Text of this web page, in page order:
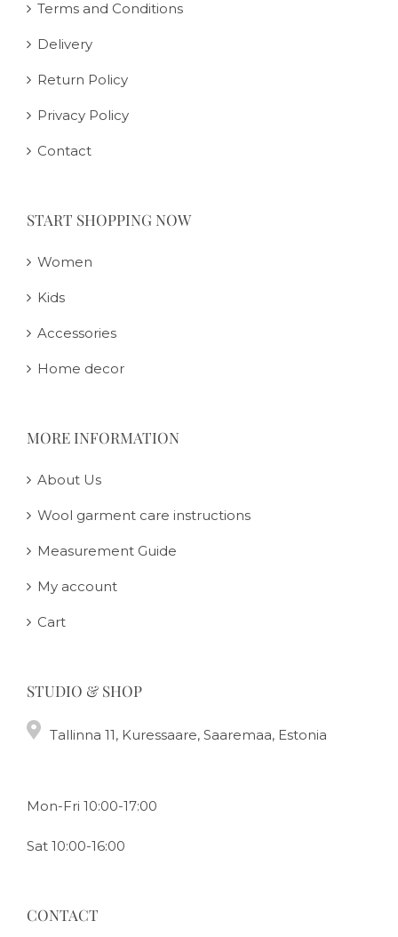
Terms and Conditions
Delivery
Return Policy
Privacy Policy
Contact
START SHOPPING NOW
Women
Kids
Accessories
Home decor
MORE INFORMATION
About Us
Wool garment care instructions
Measurement Guide
My account
Cart
STUDIO & SHOP
Tallinna 11, Kuressaare, Saaremaa, Estonia
Mon-Fri 10:00-17:00
Sat 10:00-16:00
CONTACT